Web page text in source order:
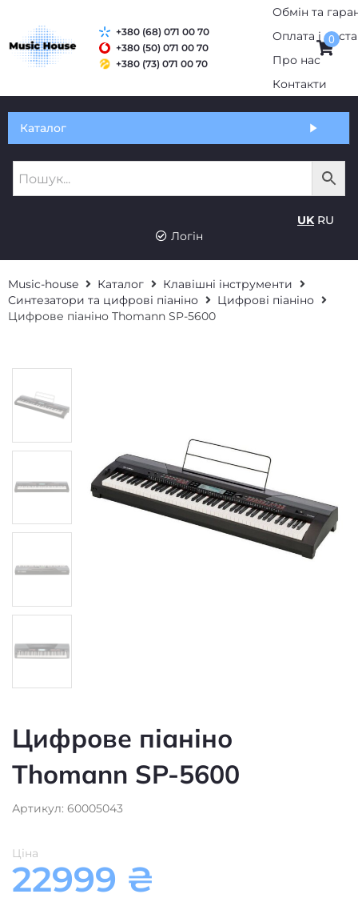
Обмін та гарантія
Про нас
+380 (50) 071 00 70
+380 (73) 071 00 70
0
RU
Логін
Клавішні інструменти
Синтезатори та цифрові піаніно
Цифрові піаніно
Цифрове піаніно Thomann SP-5600
Цифрове піаніно
Thomann SP-5600
Артикул: 60005043
Ціна
22999
★★★★★